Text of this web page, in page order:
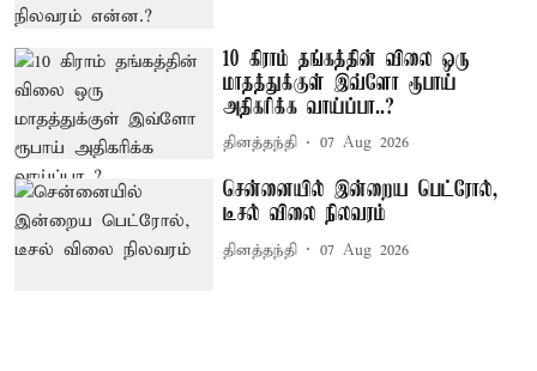
10 கிராம் தங்கத்தின் விலை ஒரு
மாதத்துக்குள் இவ்ளோ ரூபாய்
அதிகரிக்க வாய்ப்பா..?
தினத்தந்தி 07 Aug 2026
சென்னையில் இன்றைய பெட்ரோல்,
டீசல் விலை நிலவரம்
தினத்தந்தி 07 Aug 2026